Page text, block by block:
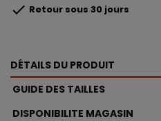
 Retour sous 30 jours
DÉTAILS DU PRODUIT
GUIDE DES TAILLES
DISPONIBILITE MAGASIN